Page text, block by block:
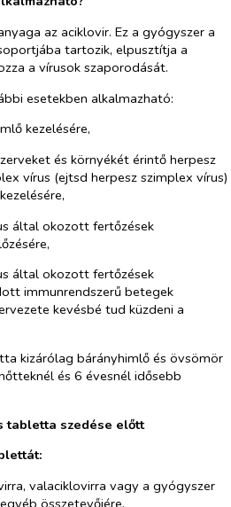
az aciklovir. Ez a gyógyszer a
tartozik, elpusztítja a
a vírusok szaporodását.
esetekben alkalmazható:
kezelésére,
és környékét érintő herpesz
vírus (ejtsd herpesz szimplex vírus)
által okozott fertőzések
által okozott fertőzések
immunrendszerű betegek
kevésbé tud küzdeni a
kizárólag bárányhimlő és övsömör
és 6 évesnél idősebb
tabletta szedése előtt
valaciklovirra vagy a gyógyszer
összetevőjére.